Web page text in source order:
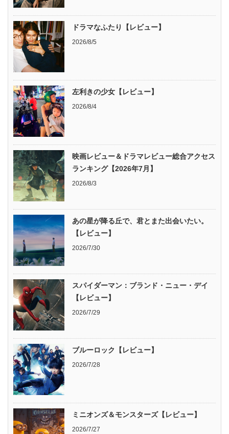
ドラマなふたり【レビュー】
2026/8/5
左利きの少女【レビュー】
2026/8/4
映画レビュー＆ドラマレビュー総合アクセス
ランキング【2026年7月】
2026/8/3
あの星が降る丘で、君とまた出会いたい。
【レビュー】
2026/7/30
スパイダーマン：ブランド・ニュー・デイ
【レビュー】
2026/7/29
ブルーロック【レビュー】
2026/7/28
ミニオンズ＆モンスターズ【レビュー】
2026/7/27